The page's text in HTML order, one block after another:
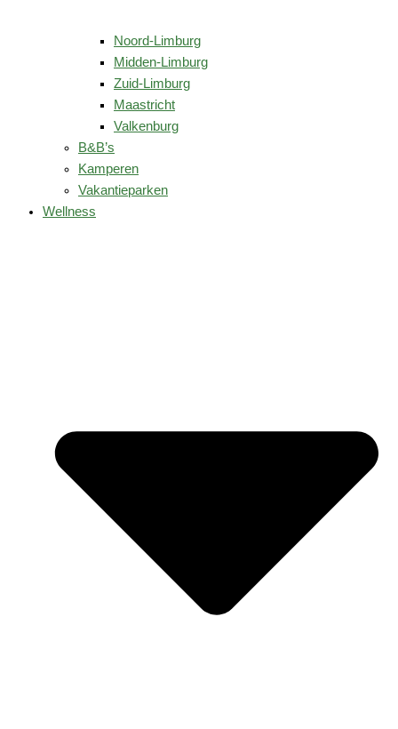
Noord-Limburg
Midden-Limburg
Zuid-Limburg
Maastricht
Valkenburg
B&B’s
Kamperen
Vakantieparken
Wellness